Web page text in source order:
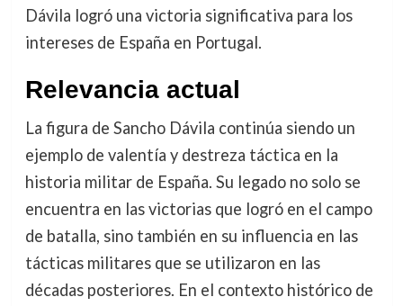
Dávila logró una victoria significativa para los
intereses de España en Portugal.
Relevancia actual
La figura de Sancho Dávila continúa siendo un
ejemplo de valentía y destreza táctica en la
historia militar de España. Su legado no solo se
encuentra en las victorias que logró en el campo
de batalla, sino también en su influencia en las
tácticas militares que se utilizaron en las
décadas posteriores. En el contexto histórico de